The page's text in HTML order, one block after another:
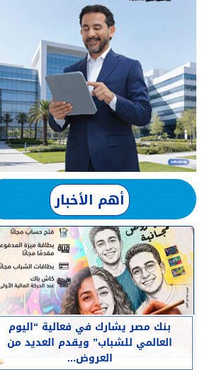
أهم الأخبار
بنك مصر يشارك في فعالية “اليوم
العالمي للشباب” ويقدم العديد من
العروض...